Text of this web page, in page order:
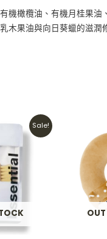
機橄欖油、有機月桂果油
木果油與向日葵蠟的滋潤
Sale!
Current
price
HKD$170.